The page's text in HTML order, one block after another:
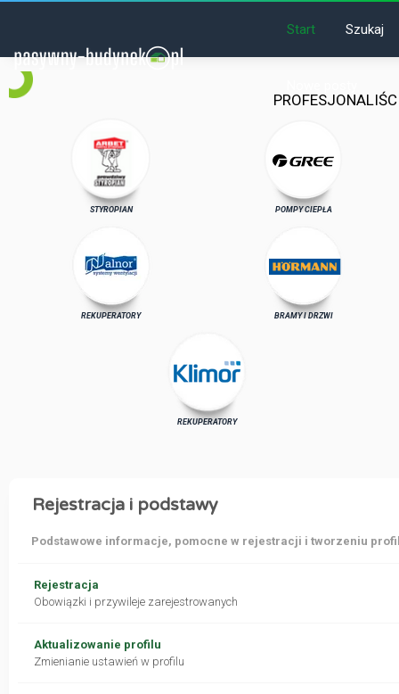
Start Szukaj
STYROPIAN POMPY CIEPŁA
REKUPERATORY BRAMY I DRZWI
REKUPERATORY
Rejestracja i podstawy
Podstawowe informacje, pomocne w rejestracji i tworzeniu
Rejestracja
Obowiązki i przywileje zarejestrowanych
Aktualizowanie profilu
Zmienianie ustawień w profilu